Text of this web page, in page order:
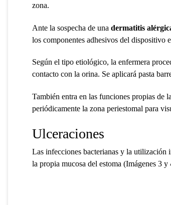
zona.
Ante la sospecha de una dermatitis
los componentes adhesivos del dispositivo
Según el tipo etiológico, la enfermera
contacto con la orina. Se aplicará pasta
También entra en las funciones propias de
periódicamente la zona periestomal para
Ulceraciones
Las infecciones bacterianas y la utilización
la propia mucosa del estoma (Imágenes 3 y